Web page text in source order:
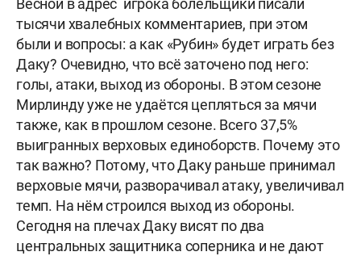
Весной в адрес игрока болельщики писали
тысячи хвалебных комментариев, при этом
были и вопросы: а как «Рубин» будет играть без
Даку? Очевидно, что всё заточено под него:
голы, атаки, выход из обороны. В этом сезоне
Мирлинду уже не удаётся цепляться за мячи
также, как в прошлом сезоне. Всего 37,5%
выигранных верховых единоборств. Почему это
так важно? Потому, что Даку раньше принимал
верховые мячи, разворачивал атаку, увеличивал
темп. На нём строился выход из обороны.
Сегодня на плечах Даку висят по два
центральных защитника соперника и не дают